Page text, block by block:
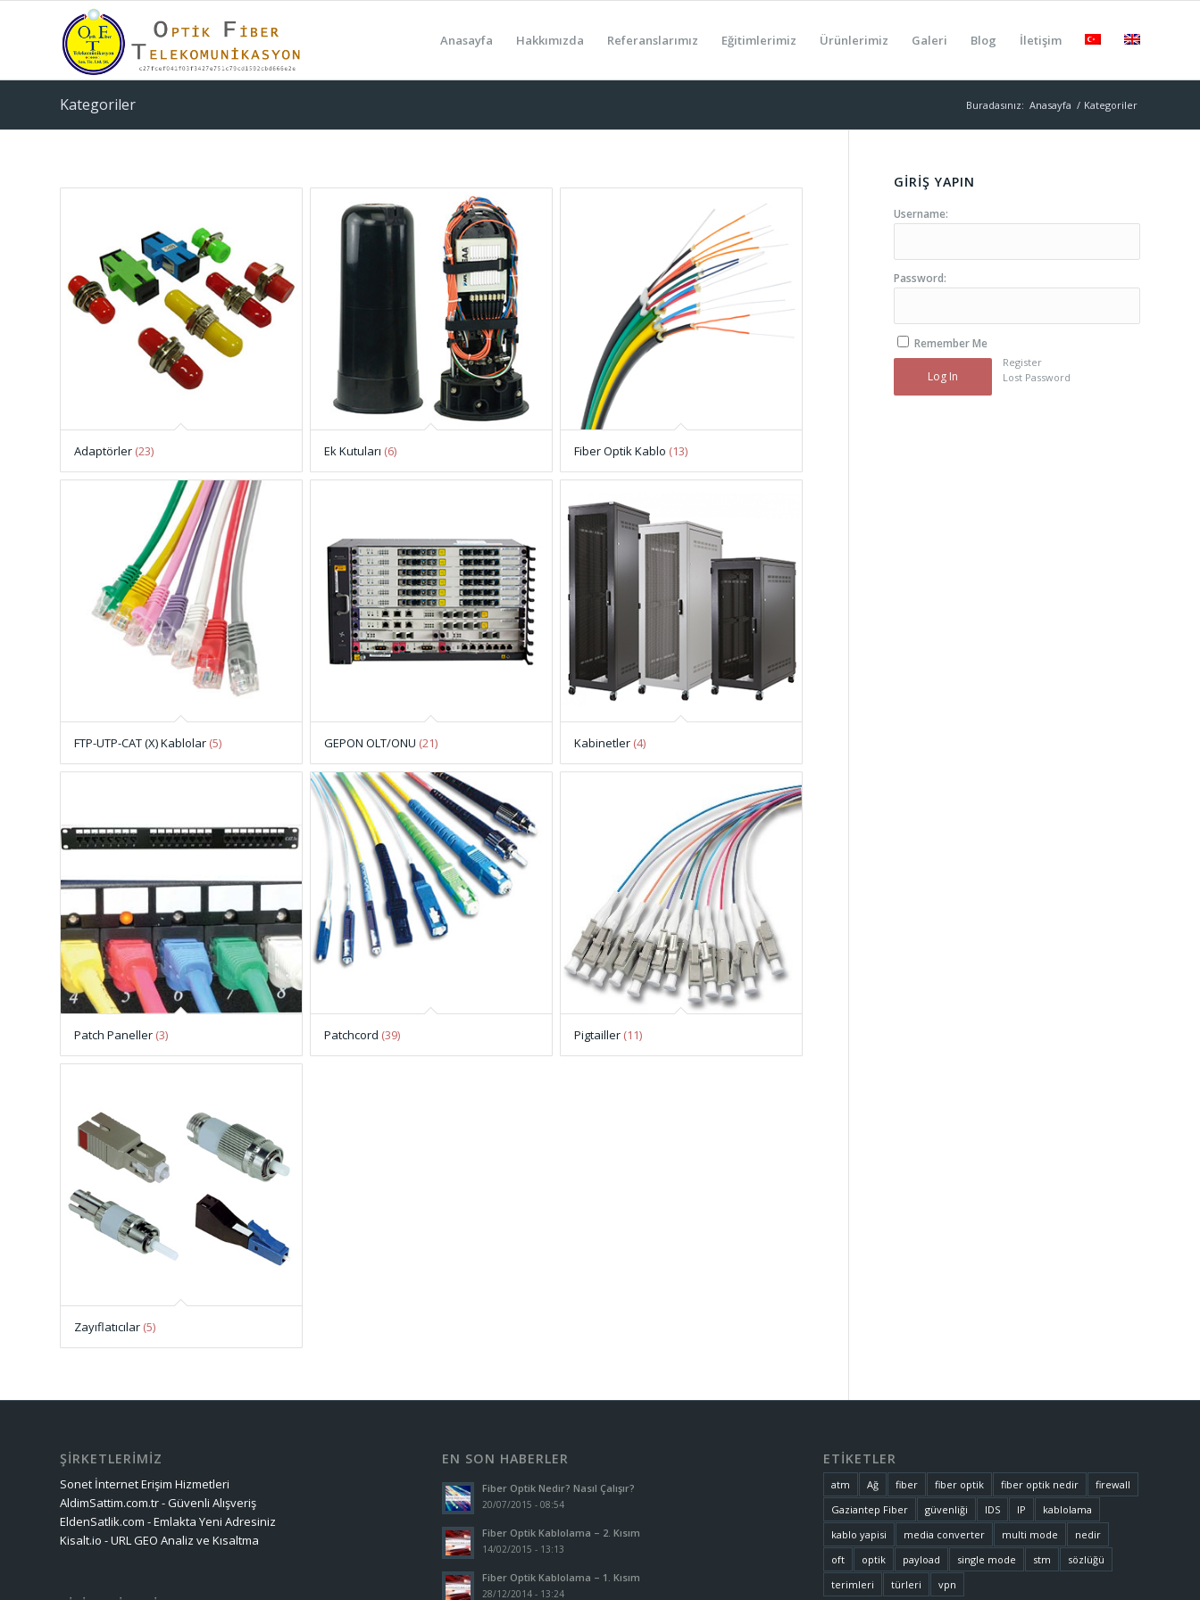
Anasayfa Hakkımızda Referanslarımız Eğitimlerimiz Ürünlerimiz Galeri Blog İletişim
Kategoriler Buradasınız: Anasayfa / Kategoriler
Adaptörler (23) Ek Kutuları (6) Fiber Optik Kablo (13)
FTP-UTP-CAT (X) Kablolar (5) GEPON OLT/ONU (21) Kabinetler (4)
Patch Paneller (3) Patchcord (39) Pigtailler (11)
Zayıflatıcılar (5)
GİRİŞ YAPIN
Username:
Password:
Remember Me
Log In
Register
Lost Password
ŞİRKETLERİMİZ
Sonet İnternet Erişim Hizmetleri
AldimSattim.com.tr - Güvenli Alışveriş
EldenSatlik.com - Emlakta Yeni Adresiniz
Kisalt.io - URL GEO Analiz ve Kısaltma
EN SON HABERLER
Fiber Optik Nedir? Nasıl Çalışır?
20/07/2015 - 08:54
Fiber Optik Kablolama – 2. Kısım
14/02/2015 - 13:13
Fiber Optik Kablolama – 1. Kısım
28/12/2014 - 13:24
ETİKETLER
atm Ağ fiber fiber optik fiber optik nedir
firewall
Gaziantep Fiber
güvenliği IDS IP
kablolama
kablo yapisi
media converter multi mode
nedir
oft
optik payload single mode stm
sözlüğü
terimleri
türleri vpn